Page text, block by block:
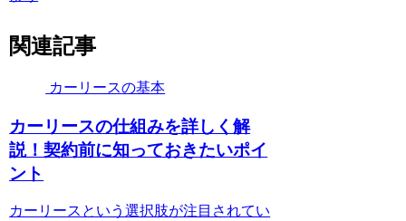
関連記事
カーリースの基本
カーリースの仕組みを詳しく解
説！契約前に知っておきたいポイ
ント
カーリースという選択肢が注目されてい